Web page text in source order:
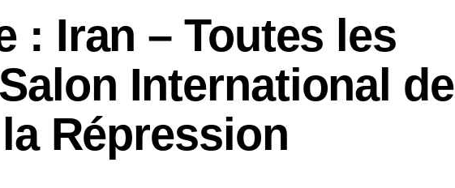
: Iran – Toutes les
International de
Répression